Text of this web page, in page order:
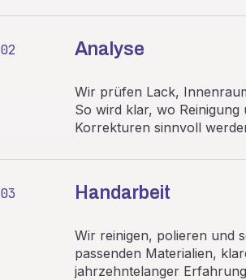
02 Analyse
Wir prüfen Lack,
So wird klar, wo Reinigung
Korrekturen sinnvoll
03 Handarbeit
Wir reinigen, polieren und
passenden Materialien,
jahrzehntelanger